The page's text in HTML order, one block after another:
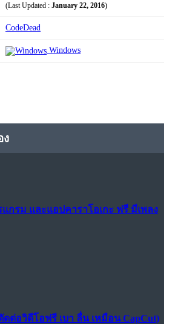
(Last Updated : January 22, 2016)
CodeDead
Windows
ง
แกรม และแอปคาราโอเกะ ฟรี มีเพลง
ดต่อวิดีโอฟรี เบา ลื่น เหมือน CapCut)